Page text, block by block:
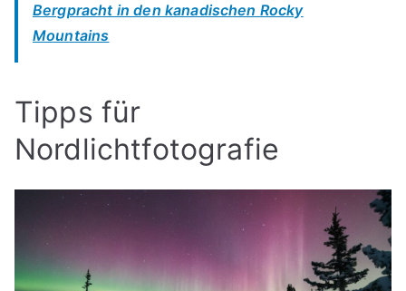
Bergpracht in den kanadischen Rocky
Mountains
Tipps für
Nordlichtfotografie